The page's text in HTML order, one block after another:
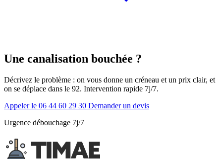
Une canalisation bouchée ?
Décrivez le problème : on vous donne un créneau et un prix clair, et
on se déplace dans le 92. Intervention rapide 7j/7.
Appeler le 06 44 60 29 30 Demander un devis
Urgence débouchage 7j/7